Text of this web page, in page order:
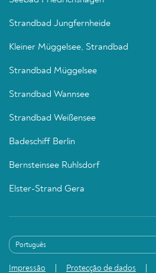
Strandbad Jungfernheide
Kleiner Müggelsee, Strandbad
Strandbad Müggelsee
Strandbad Wannsee
Strandbad Weißensee
Badeschiff Berlin
Bernsteinsee Ruhlsdorf
Elster-Strand Gera
Impressão Protecção de dados